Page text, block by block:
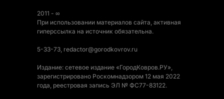
2011 - ∞
При использовании материалов сайта, активная
гиперссылка на источник обязательна.
5-33-73, redactor@gorodkovrov.ru
Издание: сетевое издание «ГородКовров.РУ»,
зарегистрировано Роскомнадзором 12 мая 2022
года, реестровая запись ЭЛ № ФС77-83122.